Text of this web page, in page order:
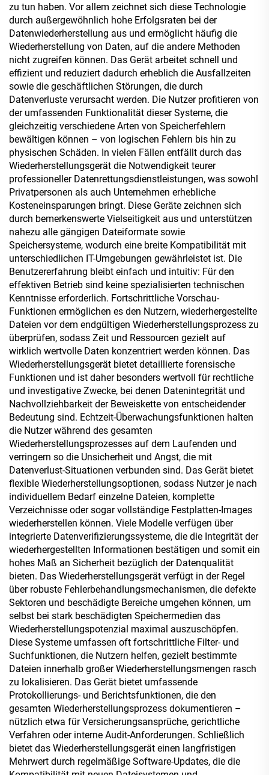
zu tun haben. Vor allem zeichnet sich diese Technologie
durch außergewöhnlich hohe Erfolgsraten bei der
Datenwiederherstellung aus und ermöglicht häufig die
Wiederherstellung von Daten, auf die andere Methoden
nicht zugreifen können. Das Gerät arbeitet schnell und
effizient und reduziert dadurch erheblich die Ausfallzeiten
sowie die geschäftlichen Störungen, die durch
Datenverluste verursacht werden. Die Nutzer profitieren von
der umfassenden Funktionalität dieser Systeme, die
gleichzeitig verschiedene Arten von Speicherfehlern
bewältigen können – von logischen Fehlern bis hin zu
physischen Schäden. In vielen Fällen entfällt durch das
Wiederherstellungsgerät die Notwendigkeit teurer
professioneller Datenrettungsdienstleistungen, was sowohl
Privatpersonen als auch Unternehmen erhebliche
Kosteneinsparungen bringt. Diese Geräte zeichnen sich
durch bemerkenswerte Vielseitigkeit aus und unterstützen
nahezu alle gängigen Dateiformate sowie
Speichersysteme, wodurch eine breite Kompatibilität mit
unterschiedlichen IT-Umgebungen gewährleistet ist. Die
Benutzererfahrung bleibt einfach und intuitiv: Für den
effektiven Betrieb sind keine spezialisierten technischen
Kenntnisse erforderlich. Fortschrittliche Vorschau-
Funktionen ermöglichen es den Nutzern, wiederhergestellte
Dateien vor dem endgültigen Wiederherstellungsprozess zu
überprüfen, sodass Zeit und Ressourcen gezielt auf
wirklich wertvolle Daten konzentriert werden können. Das
Wiederherstellungsgerät bietet detaillierte forensische
Funktionen und ist daher besonders wertvoll für rechtliche
und investigative Zwecke, bei denen Datenintegrität und
Nachvollziehbarkeit der Beweiskette von entscheidender
Bedeutung sind. Echtzeit-Überwachungsfunktionen halten
die Nutzer während des gesamten
Wiederherstellungsprozesses auf dem Laufenden und
verringern so die Unsicherheit und Angst, die mit
Datenverlust-Situationen verbunden sind. Das Gerät bietet
flexible Wiederherstellungsoptionen, sodass Nutzer je nach
individuellem Bedarf einzelne Dateien, komplette
Verzeichnisse oder sogar vollständige Festplatten-Images
wiederherstellen können. Viele Modelle verfügen über
integrierte Datenverifizierungssysteme, die die Integrität der
wiederhergestellten Informationen bestätigen und somit ein
hohes Maß an Sicherheit bezüglich der Datenqualität
bieten. Das Wiederherstellungsgerät verfügt in der Regel
über robuste Fehlerbehandlungsmechanismen, die defekte
Sektoren und beschädigte Bereiche umgehen können, um
selbst bei stark beschädigten Speichermedien das
Wiederherstellungspotenzial maximal auszuschöpfen.
Diese Systeme umfassen oft fortschrittliche Filter- und
Suchfunktionen, die Nutzern helfen, gezielt bestimmte
Dateien innerhalb großer Wiederherstellungsmengen rasch
zu lokalisieren. Das Gerät bietet umfassende
Protokollierungs- und Berichtsfunktionen, die den
gesamten Wiederherstellungsprozess dokumentieren –
nützlich etwa für Versicherungsansprüche, gerichtliche
Verfahren oder interne Audit-Anforderungen. Schließlich
bietet das Wiederherstellungsgerät einen langfristigen
Mehrwert durch regelmäßige Software-Updates, die die